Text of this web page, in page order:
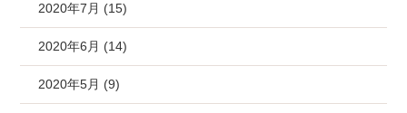
2020年7月 (15)
2020年6月 (14)
2020年5月 (9)